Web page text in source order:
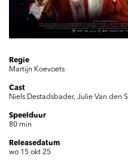
Regie
Martijn Koevoets
Cast
Niels Destadsbader, Julie Van den
Speelduur
80 min
Releasedatum
wo 15 okt 25